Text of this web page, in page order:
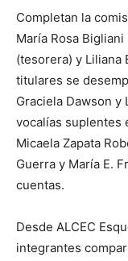
Completan la
María Rosa
(tesorera) y Liliana
titulares se
Graciela Dawson y
vocalías suplentes
Micaela Zapata
Guerra y María E.
cuentas.
Desde ALCEC
integrantes